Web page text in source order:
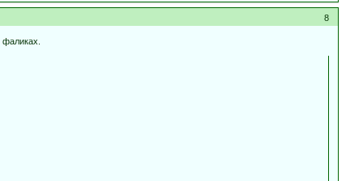
8